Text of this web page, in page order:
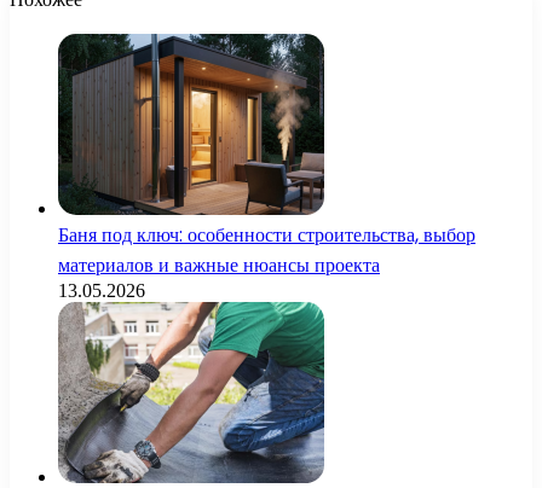
Баня под ключ: особенности строительства, выбор
материалов и важные нюансы проекта
13.05.2026